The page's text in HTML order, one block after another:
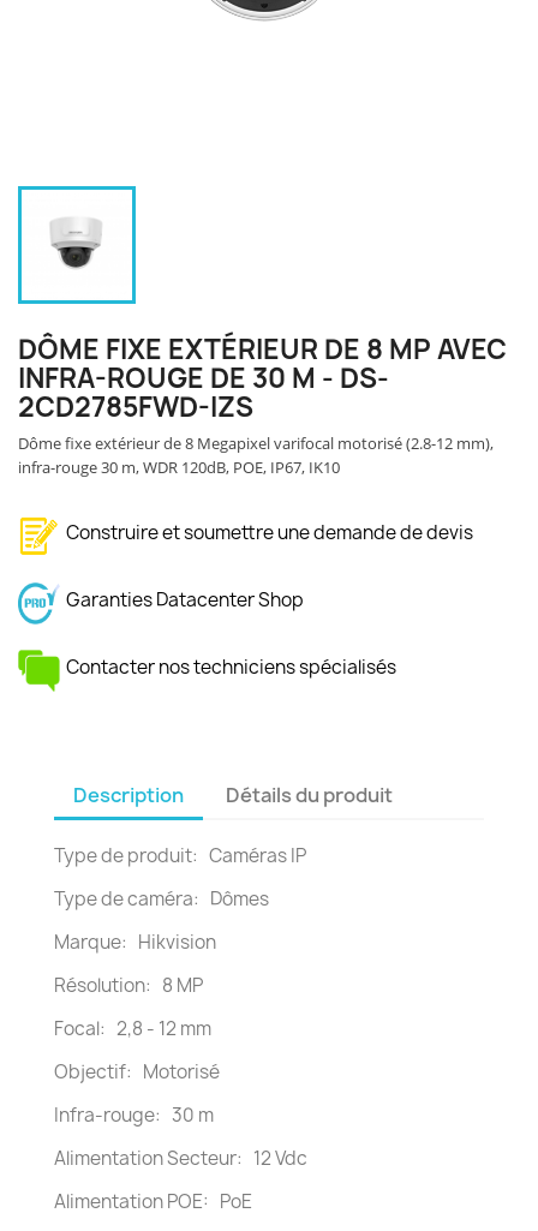
DÔME FIXE EXTÉRIEUR DE 8 MP AVEC
INFRA-ROUGE DE 30 M - DS-
2CD2785FWD-IZS
Dôme fixe extérieur de 8 Megapixel varifocal motorisé (2.8-12 mm),
infra-rouge 30 m, WDR 120dB, POE, IP67, IK10
Construire et soumettre une demande de devis
Garanties Datacenter Shop
Contacter nos techniciens spécialisés
Description Détails du produit
Type de produit: Caméras IP
Type de caméra: Dômes
Marque: Hikvision
Résolution: 8 MP
Focal: 2,8 - 12 mm
Objectif: Motorisé
Infra-rouge: 30 m
Alimentation Secteur: 12 Vdc
Alimentation POE: PoE